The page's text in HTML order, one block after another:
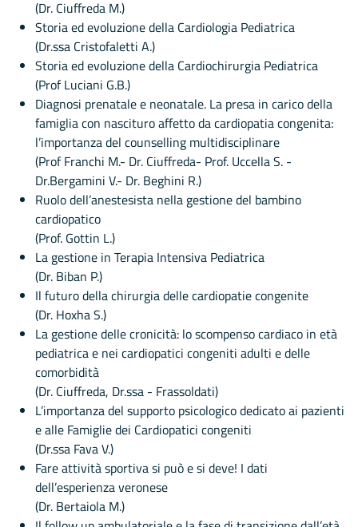
(Dr. Ciuffreda M.)
Storia ed evoluzione della Cardiologia Pediatrica
(Dr.ssa Cristofaletti A.)
Storia ed evoluzione della Cardiochirurgia Pediatrica
(Prof Luciani G.B.)
Diagnosi prenatale e neonatale. La presa in carico della
famiglia con nascituro affetto da cardiopatia congenita:
l’importanza del counselling multidisciplinare
(Prof Franchi M.- Dr. Ciuffreda- Prof. Uccella S. -
Dr.Bergamini V.- Dr. Beghini R.)
Ruolo dell’anestesista nella gestione del bambino
cardiopatico
(Prof. Gottin L.)
La gestione in Terapia Intensiva Pediatrica
(Dr. Biban P.)
Il futuro della chirurgia delle cardiopatie congenite
(Dr. Hoxha S.)
La gestione delle cronicità: lo scompenso cardiaco in età
pediatrica e nei cardiopatici congeniti adulti e delle
comorbidità
(Dr. Ciuffreda, Dr.ssa - Frassoldati)
L’importanza del supporto psicologico dedicato ai pazienti
e alle Famiglie dei Cardiopatici congeniti
(Dr.ssa Fava V.)
Fare attività sportiva si può e si deve! I dati
dell’esperienza veronese
(Dr. Bertaiola M.)